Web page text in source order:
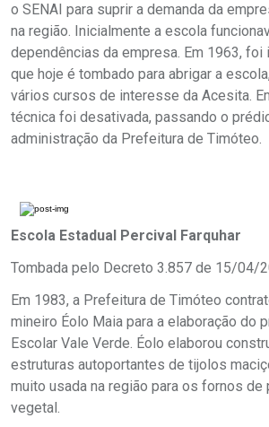
o SENAI para suprir a demanda da
na região. Inicialmente a escola
dependências da empresa. Em 1963, foi
que hoje é tombado para abrigar a
vários cursos de interesse da Acesita.
técnica foi desativada, passando o
administração da Prefeitura de Timóteo.
Escola Estadual Percival Farquhar
Tombada pelo Decreto 3.857 de 15/04/
Em 1983, a Prefeitura de Timóteo
mineiro Éolo Maia para a elaboração do
Escolar Vale Verde. Éolo elaborou
estruturas autoportantes de tijolos
muito usada na região para os fornos de
vegetal.